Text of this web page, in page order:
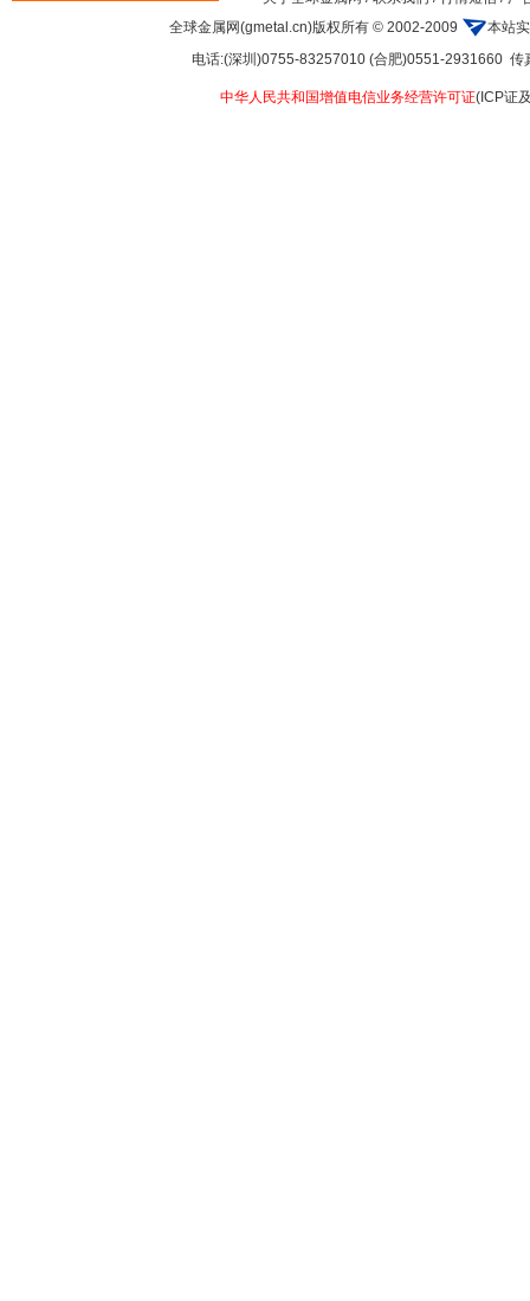
全球金属网(gmetal.cn)版权所有 © 2002-2009
本站
电话:(深圳)0755-83257010 (合肥)0551-2931660
中华人民共和国增值电信业务经营许可证(ICP证